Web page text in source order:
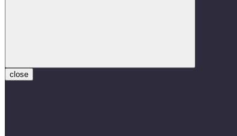
close